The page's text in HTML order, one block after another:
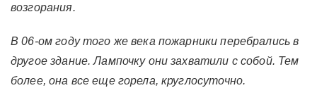
возгорания.
В 06-ом году того же века пожарники перебрались в
другое здание. Лампочку они захватили с собой. Тем
более, она все еще горела, круглосуточно.